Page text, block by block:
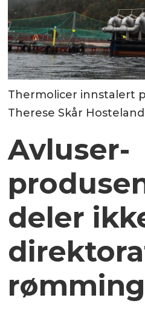
Thermolicer innstalert
Therese Skår Hosteland
Avluser-
deler